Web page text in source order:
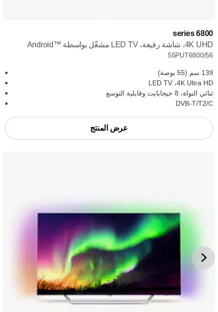
6800 series
4K UHD، شاشة رفيعة، LED TV مشغّل بواسطة Android™‎
55PUT6800/56
139 سم (55 بوصة)
4K Ultra HD، ‏LED TV
ثنائي النواة، 8 جيجابايت وقابلية التوسع
DVB-T/T2/C
عرض المنتج